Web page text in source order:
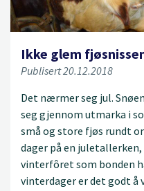
Ikke glem
Publisert 20.12.2018
Det nærmer seg jul.
seg gjennom utmarka i
små og store fjøs rundt
dager på en
vinterfôret som bonden
vinterdager er det godt å